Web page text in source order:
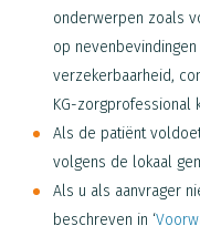
onderwerpen zoals
op
verzekerbaarheid,
KG-zorgprofessional
Als de patiënt
volgens de lokaal
Als u als aanvrager
beschreven in ‘